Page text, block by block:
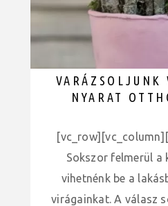
VARÁZSOLJUNK
NYARAT
Sokszor felmerül a
vihetnénk be a
virágainkat. A válasz